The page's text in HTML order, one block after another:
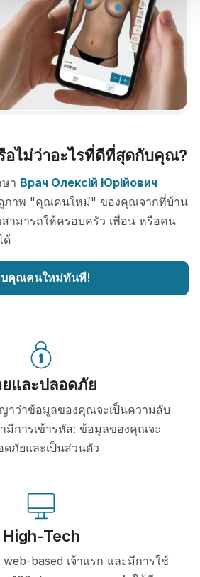
อไม่ว่าอะไรที่ดีที่สุดกับคุณ?
า Врач Олексій Юрійович
ภาพ "คุณคนใหม่" ของคุณจากที่บ้าน
ามารถให้ครอบครัว เพื่อน หรือคน
ด้
คุณคนใหม่ทันที!
ยและปลอดภัย
าว่าข้อมูลของคุณจะเป็นความลับ
ามีการเข้ารหัส: ข้อมูลของคุณจะ
ดภัยและเป็นส่วนตัว
High-Tech
based เจ้าแรก และมีการใช้